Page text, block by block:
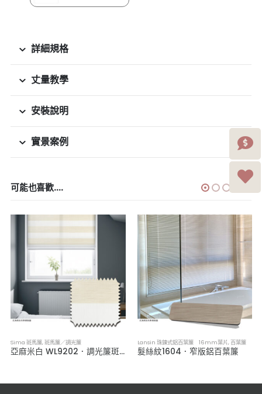
詳細規格
丈量教學
安裝說明
實景案例
可能也喜歡....
Sima 斑馬簾,斑馬簾／調光簾
亞麻米白 WL9202．調光簾斑馬簾
Lansin 珠鍊式鋁百葉簾 16mm葉片,百葉簾
髮絲紋1604．窄版鋁百葉簾